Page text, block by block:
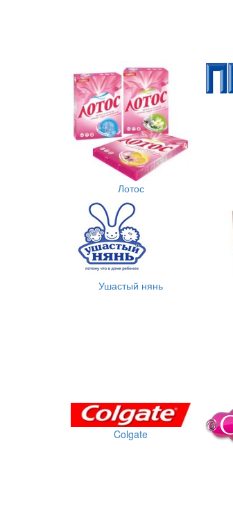
Лотос
Ушастый нянь
Colgate